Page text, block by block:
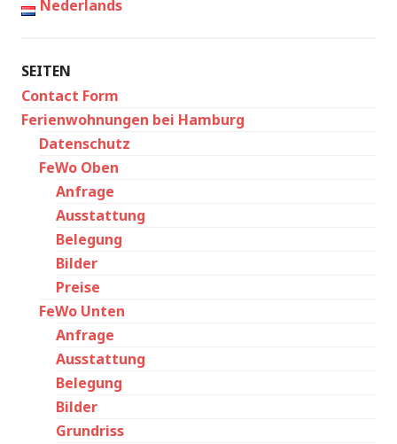
Nederlands
SEITEN
Contact Form
Ferienwohnungen bei Hamburg
Datenschutz
FeWo Oben
Anfrage
Ausstattung
Belegung
Bilder
Preise
FeWo Unten
Anfrage
Ausstattung
Belegung
Bilder
Grundriss